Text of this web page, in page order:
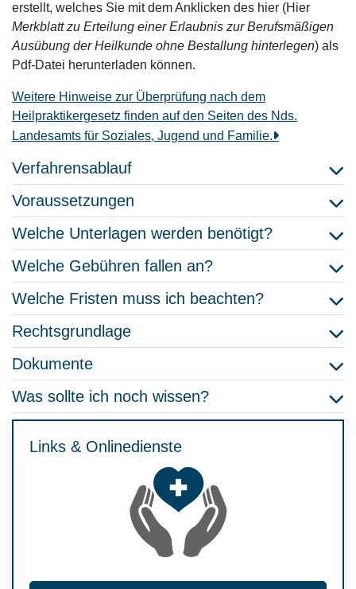
erstellt, welches Sie mit dem Anklicken des hier (Hier
Merkblatt zu Erteilung einer Erlaubnis zur Berufsmäßigen
Ausübung der Heilkunde ohne Bestallung hinterlegen) als
Pdf-Datei herunterladen können.
Weitere Hinweise zur Überprüfung nach dem
Heilpraktikergesetz finden auf den Seiten des Nds.
Landesamts für Soziales, Jugend und Familie.
Verfahrensablauf
Voraussetzungen
Welche Unterlagen werden benötigt?
Welche Gebühren fallen an?
Welche Fristen muss ich beachten?
Rechtsgrundlage
Dokumente
Was sollte ich noch wissen?
Links & Onlinedienste